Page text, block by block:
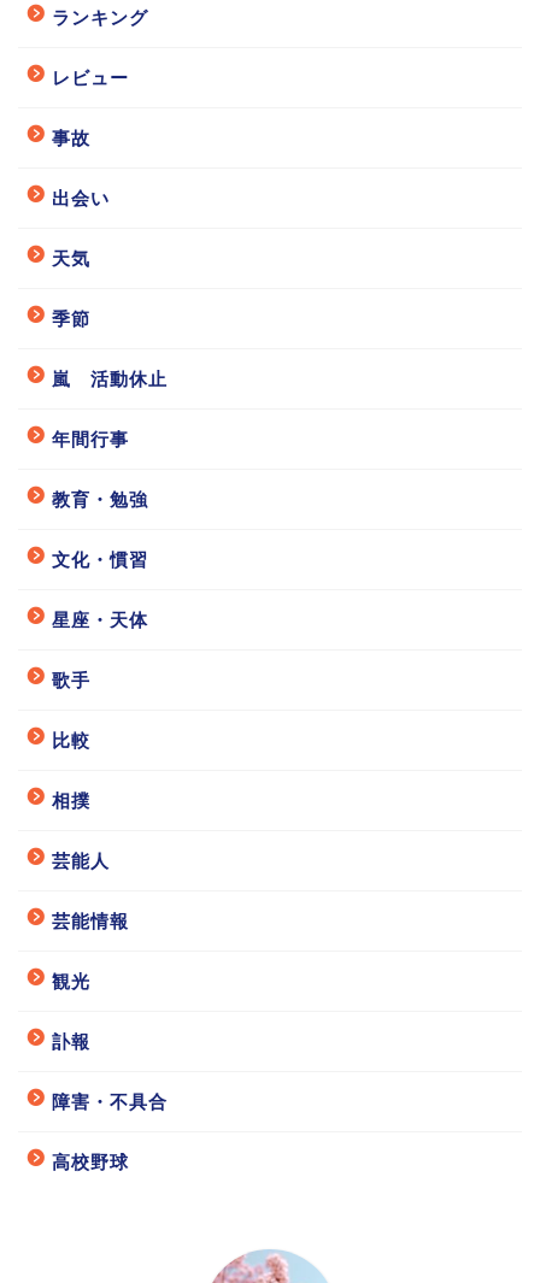
ランキング
レビュー
事故
出会い
天気
季節
嵐 活動休止
年間行事
教育・勉強
文化・慣習
星座・天体
歌手
比較
相撲
芸能人
芸能情報
観光
訃報
障害・不具合
高校野球